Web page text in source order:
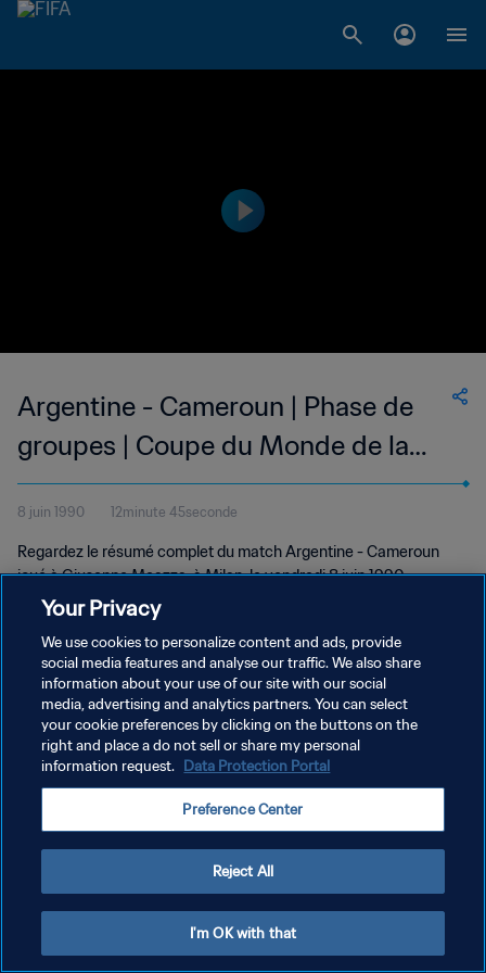
Argentine - Cameroun | Phase de
groupes | Coupe du Monde de la
FIFA, Italie 1990™ | Résumé vidéo
complet
8 juin 1990 12minute 45seconde
Regardez le résumé complet du match Argentine - Cameroun
joué à Giuseppe Meazza, à Milan, le vendredi 8 juin 1990.
POLITIQUE DE CONFIDENTIALITÉ
CONDITIONS D'UTILISATION
GÉRER VOS PRÉFÉRENCES SUR LES COOKIES
Your Privacy
We use cookies to personalize content and ads, provide
social media features and analyse our traffic. We also share
information about your use of our site with our social
media, advertising and analytics partners. You can select
your cookie preferences by clicking on the buttons on the
right and place a do not sell or share my personal
information request. Data Protection Portal
Preference Center
Reject All
I'm OK with that